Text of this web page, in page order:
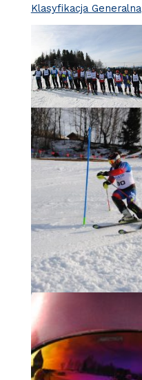
Klasyfikacja Generalna